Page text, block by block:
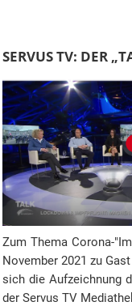
-
A
d
r
e
s
s
SERVUS TV: DER
Zum Thema Corona-
November 2021 zu
sich die Aufzeichnung
der Servus TV